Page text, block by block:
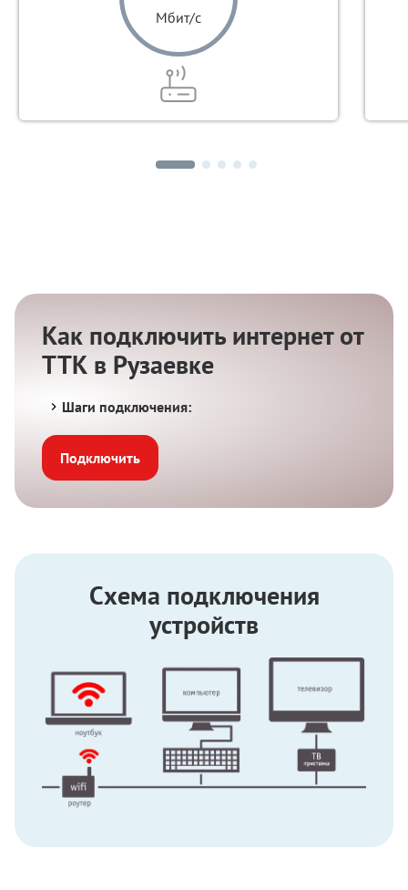
Мбит/с
Как подключить интернет от
ТТК в Рузаевке
Шаги подключения:
Подключить
Схема подключения
устройств